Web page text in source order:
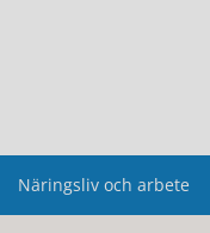
Näringsliv och arbete